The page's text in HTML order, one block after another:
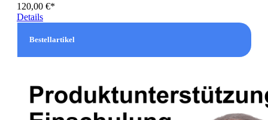
120,00 €*
Details
Bestellartikel